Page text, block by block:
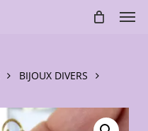
BIJOUX DIVERS